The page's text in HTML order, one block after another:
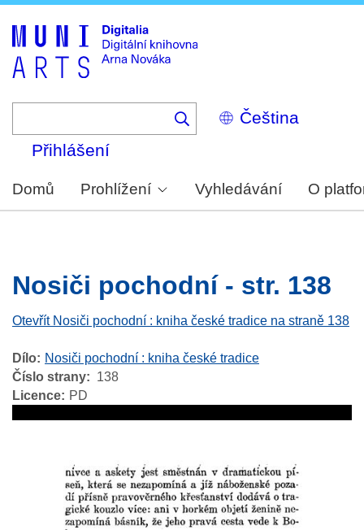
Select
your
Přihlášení
Domů Prohlížení Vyhledávání O
Nosiči pochodní - str. 138
Otevřít Nosiči pochodní : kniha české tradice na straně 138
Dílo
Nosiči pochodní : kniha české tradice
Číslo strany
138
Licence
PD